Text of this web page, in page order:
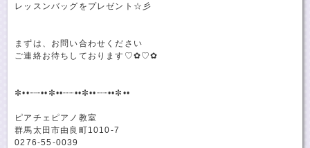
レッスンバッグをプレゼント☆彡
まずは、お問い合わせください
ご連絡お待ちしております♡✿♡✿
✼••┈┈••✼••┈┈••✼••┈┈••✼••
ピアチェピアノ教室
群馬太田市由良町1010-7
0276-55-0039